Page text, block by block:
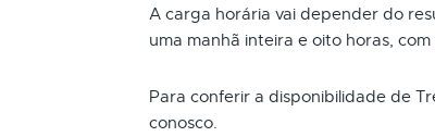
A carga horária vai depender do
uma manhã inteira e oito horas, com
Para conferir a disponibilidade de
conosco.